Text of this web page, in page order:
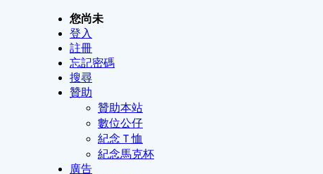
您尚未
登入
註冊
忘記密碼
搜尋
贊助
贊助本站
數位公仔
紀念Ｔ恤
紀念馬克杯
廣告